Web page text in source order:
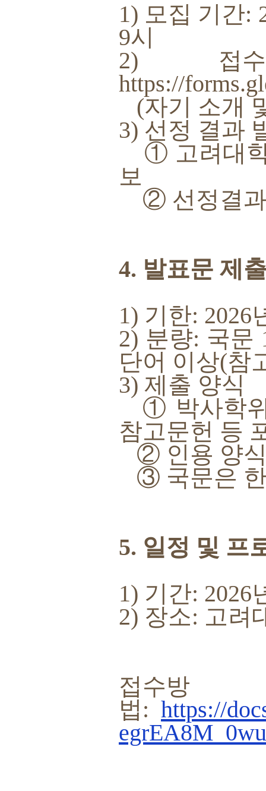
1) 모집 기간:
9시
2) 접
https://
(자기 소개
3) 선정 결과
① 고려대학
보
② 선정결과
4. 발표문 제
1) 기한: 2026
2) 분량: 국문
단어 이상(참
3) 제출 양식
① 박사학위
참고문헌 등
② 인용 양
③ 국문은 한
5. 일정 및 프
1) 기간: 2026
2) 장소: 고려
접수방
법: https://